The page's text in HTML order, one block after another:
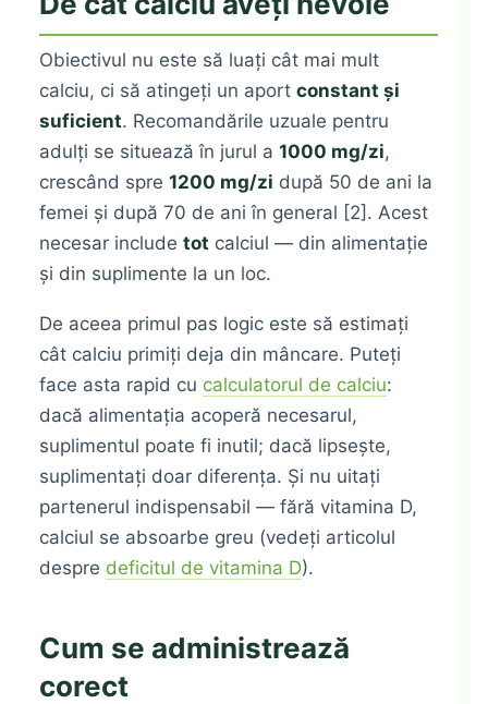
Obiectivul nu este să luați cât mai mult
calciu, ci să atingeți un aportconstant și
suficient. Recomandările uzuale pentru
adulți se situează în jurul a1000 mg/zi,
crescând spre1200 mg/zi după 50 de ani la
femei și după 70 de ani în general [2]. Acest
necesar includetot calciul — din alimentație
și din suplimente la un loc.
De aceea primul pas logic este să estimați
cât calciu primiți deja din mâncare. Puteți
face asta rapid cu calculatorul de calciu:
dacă alimentația acoperă necesarul,
suplimentul poate fi inutil; dacă lipsește,
suplimentați doar diferența. Și nu uitați
partenerul indispensabil — fără vitamina D,
calciul se absoarbe greu (vedeți articolul
despre deficitul de vitamina D).
Cum se administrează
corect